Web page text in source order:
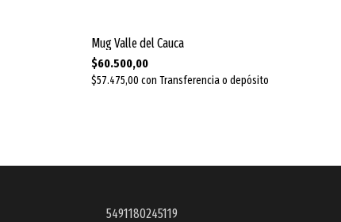
Mug Valle del Cauca
$60.500,00
$57.475,00con Transferencia o depósito
5491180245119